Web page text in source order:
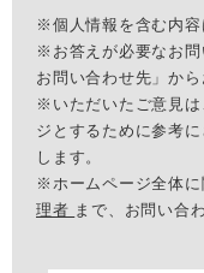
※個人情報を含む内容
※お答えが必要なお問
お問い合わせ先」から
※いただいたご意見は
ジとするために参考
します。
※ホームページ全体に
理者 まで、お問い合